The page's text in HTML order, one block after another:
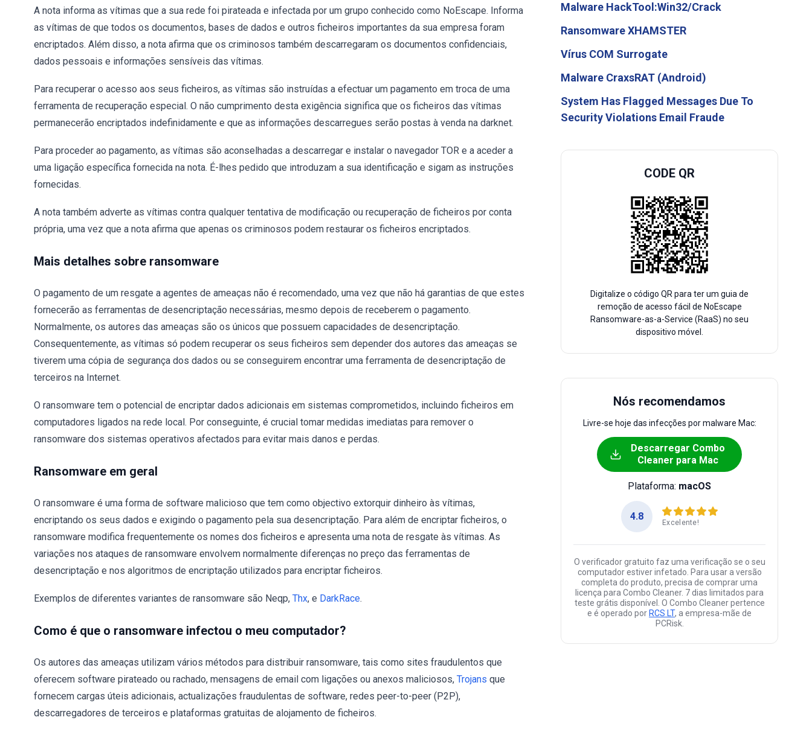
A nota informa as vítimas que a sua rede foi pirateada e infectada por um grupo conhecido como NoEscape. Informa
as vítimas de que todos os documentos, bases de dados e outros ficheiros importantes da sua empresa foram
encriptados. Além disso, a nota afirma que os criminosos também descarregaram os documentos confidenciais,
dados pessoais e informações sensíveis das vítimas.
Para recuperar o acesso aos seus ficheiros, as vítimas são instruídas a efectuar um pagamento em troca de uma
ferramenta de recuperação especial. O não cumprimento desta exigência significa que os ficheiros das vítimas
permanecerão encriptados indefinidamente e que as informações descarregues serão postas à venda na darknet.
Para proceder ao pagamento, as vítimas são aconselhadas a descarregar e instalar o navegador TOR e a aceder a
uma ligação específica fornecida na nota. É-lhes pedido que introduzam a sua identificação e sigam as instruções
fornecidas.
A nota também adverte as vítimas contra qualquer tentativa de modificação ou recuperação de ficheiros por conta
própria, uma vez que a nota afirma que apenas os criminosos podem restaurar os ficheiros encriptados.
Mais detalhes sobre ransomware
O pagamento de um resgate a agentes de ameaças não é recomendado, uma vez que não há garantias de que estes
fornecerão as ferramentas de desencriptação necessárias, mesmo depois de receberem o pagamento.
Normalmente, os autores das ameaças são os únicos que possuem capacidades de desencriptação.
Consequentemente, as vítimas só podem recuperar os seus ficheiros sem depender dos autores das ameaças se
tiverem uma cópia de segurança dos dados ou se conseguirem encontrar uma ferramenta de desencriptação de
terceiros na Internet.
O ransomware tem o potencial de encriptar dados adicionais em sistemas comprometidos, incluindo ficheiros em
computadores ligados na rede local. Por conseguinte, é crucial tomar medidas imediatas para remover o
ransomware dos sistemas operativos afectados para evitar mais danos e perdas.
Ransomware em geral
O ransomware é uma forma de software malicioso que tem como objectivo extorquir dinheiro às vítimas,
encriptando os seus dados e exigindo o pagamento pela sua desencriptação. Para além de encriptar ficheiros, o
ransomware modifica frequentemente os nomes dos ficheiros e apresenta uma nota de resgate às vítimas. As
variações nos ataques de ransomware envolvem normalmente diferenças no preço das ferramentas de
desencriptação e nos algoritmos de encriptação utilizados para encriptar ficheiros.
Exemplos de diferentes variantes de ransomware são Neqp, Thx, e DarkRace.
Como é que o ransomware infectou o meu computador?
Os autores das ameaças utilizam vários métodos para distribuir ransomware, tais como sites fraudulentos que
oferecem software pirateado ou rachado, mensagens de email com ligações ou anexos maliciosos, Trojans que
fornecem cargas úteis adicionais, actualizações fraudulentas de software, redes peer-to-peer (P2P),
descarregadores de terceiros e plataformas gratuitas de alojamento de ficheiros.
Malware HackTool:Win32/Crack
Ransomware XHAMSTER
Vírus COM Surrogate
Malware CraxsRAT (Android)
System Has Flagged Messages Due To
Security Violations Email Fraude
CODE QR
Digitalize o código QR para ter um guia de
remoção de acesso fácil de NoEscape
Ransomware-as-a-Service (RaaS) no seu
dispositivo móvel.
Nós recomendamos
Livre-se hoje das infecções por malware Mac:
Descarregar Combo
Cleaner para Mac
Plataforma: macOS
4.8
Excelente!
O verificador gratuito faz uma verificação se o seu
computador estiver infetado. Para usar a versão
completa do produto, precisa de comprar uma
licença para Combo Cleaner. 7 dias limitados para
teste grátis disponível. O Combo Cleaner pertence
e é operado por RCS LT, a empresa-mãe de
PCRisk.